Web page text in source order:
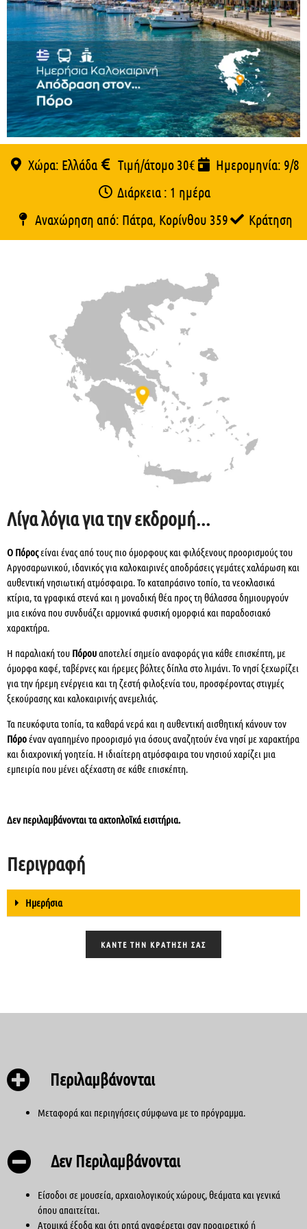
Χώρα: Ελλάδα Τιμή/άτομο 30€
Ημερομηνία: 9/8
Διάρκεια : 1 ημέρα
Αναχώρηση από: Πάτρα, Κορίνθου 359
Κράτηση
Λίγα λόγια για την εκδρομή...
Ο Πόροςείναι ένας από τους πιο όμορφους και φιλόξενους προορισμούς του
Αργοσαρωνικού, ιδανικός για καλοκαιρινές αποδράσεις γεμάτες χαλάρωση και
αυθεντική νησιωτική ατμόσφαιρα. Το καταπράσινο τοπίο, τα νεοκλασικά
κτίρια, τα γραφικά στενά και η μοναδική θέα προς τη θάλασσα δημιουργούν
μια εικόνα που συνδυάζει αρμονικά φυσική ομορφιά και παραδοσιακό
χαρακτήρα.
Η παραλιακή του Πόρουαποτελεί σημείο αναφοράς για κάθε επισκέπτη, με
όμορφα καφέ, ταβέρνες και ήρεμες βόλτες δίπλα στο λιμάνι. Το νησί ξεχωρίζει
για την ήρεμη ενέργεια και τη ζεστή φιλοξενία του, προσφέροντας στιγμές
ξεκούρασης και καλοκαιρινής ανεμελιάς.
Τα πευκόφυτα τοπία, τα καθαρά νερά και η αυθεντική αισθητική κάνουν τον
Πόροέναν αγαπημένο προορισμό για όσους αναζητούν ένα νησί με χαρακτήρα
και διαχρονική γοητεία. Η ιδιαίτερη ατμόσφαιρα του νησιού χαρίζει μια
εμπειρία που μένει αξέχαστη σε κάθε επισκέπτη.
Δεν περιλαμβάνονται τα ακτοπλοϊκά εισιτήρια.
Περιγραφή
Ημερήσια
ΚΑΝΤΕ ΤΗΝ ΚΡΑΤΗΣΗ ΣΑΣ
Περιλαμβάνονται
Μεταφορά και περιηγήσεις σύμφωνα με το πρόγραμμα.
Δεν Περιλαμβάνονται
Είσοδοι σε μουσεία, αρχαιολογικούς χώρους, θεάματα και γενικά
όπου απαιτείται.
Ατομικά έξοδα και ότι ρητά αναφέρεται σαν προαιρετικό ή